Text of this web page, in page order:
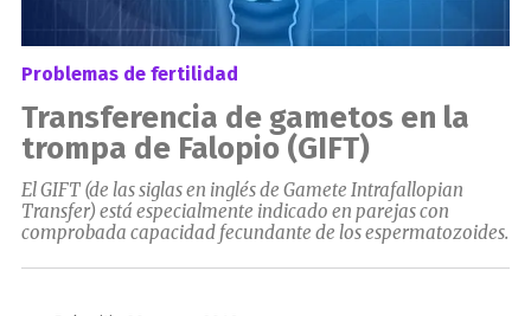
Problemas de fertilidad
Transferencia de gametos en la
trompa de Falopio (GIFT)
El GIFT (de las siglas en inglés de Gamete Intrafallopian
Transfer) está especialmente indicado en parejas con
comprobada capacidad fecundante de los espermatozoides.